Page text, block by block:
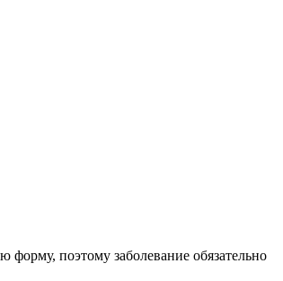
поэтому заболевание обязательно